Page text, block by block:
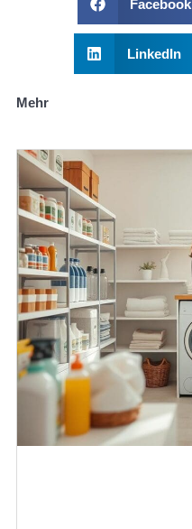
Facebook
LinkedIn
Mehr